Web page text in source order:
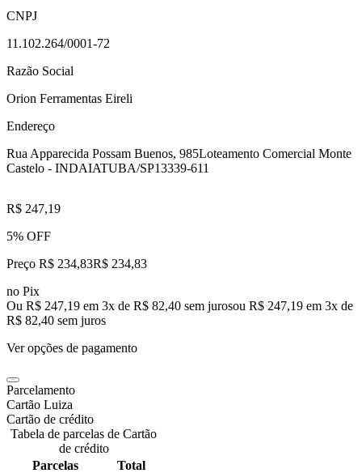
CNPJ
11.102.264/0001-72
Razão Social
Orion Ferramentas Eireli
Endereço
Rua Apparecida Possam Buenos, 985Loteamento Comercial Monte
Castelo - INDAIATUBA/SP13339-611
R$ 247,19
5% OFF
Preço R$ 234,83R$ 234,83
no Pix
Ou R$ 247,19 em 3x de R$ 82,40 sem jurosou R$ 247,19 em 3x de
R$ 82,40 sem juros
Ver opções de pagamento
Parcelamento
Cartão Luiza
Cartão de crédito
Tabela de parcelas de Cartão
de crédito
Parcelas
Total